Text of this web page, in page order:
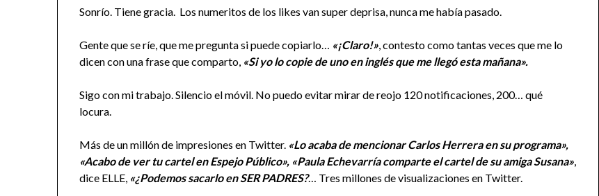
Sonrío. Tiene gracia. Los numeritos de los likes van super deprisa, nunca me había pasado.
Gente que se ríe, que me pregunta si puede copiarlo… «¡Claro!», contesto como tantas veces que me lo
dicen con una frase que comparto, «Si yo lo copie de uno en inglés que me llegó esta mañana».
Sigo con mi trabajo. Silencio el móvil. No puedo evitar mirar de reojo 120 notificaciones, 200… qué
locura.
Más de un millón de impresiones en Twitter. «Lo acaba de mencionar Carlos Herrera en su programa»,
«Acabo de ver tu cartel en Espejo Público», «Paula Echevarría comparte el cartel de su amiga Susana»,
dice ELLE, «¿Podemos sacarlo en SER PADRES?… Tres millones de visualizaciones en Twitter.